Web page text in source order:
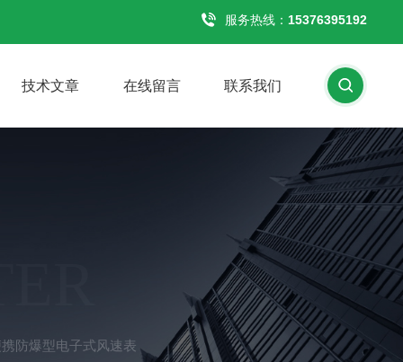
服务热线： 15376395192
技术文章 在线留言 联系我们
防爆型电子式风速表